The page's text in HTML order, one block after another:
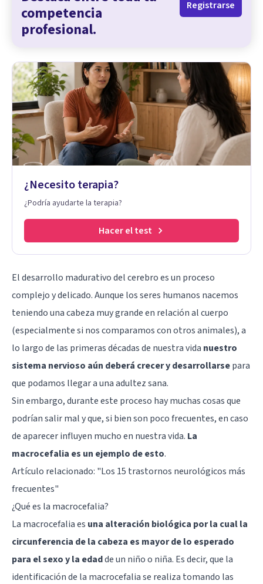
competencia
profesional.
Registrarse
¿Necesito terapia?
¿Podría ayudarte la terapia?
Hacer el test
El desarrollo madurativo delcerebroes un proceso
complejo y delicado. Aunque los seres humanos nacemos
teniendo una cabeza muy grande en relación al cuerpo
(especialmente si nos comparamos con otros animales), a
lo largo de las primeras décadas de nuestra vida nuestro
sistema nervioso aún deberá crecer y desarrollarsepara
que podamos llegar a una adultez sana.
Sin embargo, durante este proceso hay muchas cosas que
podrían salir mal y que, si bien son poco frecuentes, en caso
de aparecer influyen mucho en nuestra vida. La
macrocefalia es un ejemplo de esto.
Artículo relacionado: "Los 15 trastornos neurológicos más
frecuentes"
¿Qué es la macrocefalia?
La macrocefalia es una alteración biológica por la cual la
circunferencia de la cabeza es mayor de lo esperado
para el sexo y la edadde un niño o niña. Es decir, que la
identificación de la macrocefalia se realiza tomando las